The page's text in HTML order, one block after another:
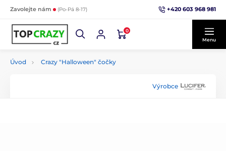
Zavolejte nám (Po-Pá 8-17) +420 603 968 981
0
Menu
Úvod Crazy "Halloween" čočky
Výrobce